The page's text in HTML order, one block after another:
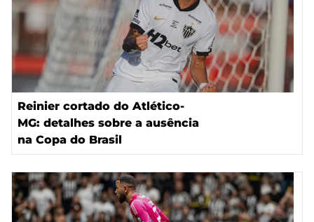
Reinier cortado do Atlético-
MG: detalhes sobre a ausência
na Copa do Brasil